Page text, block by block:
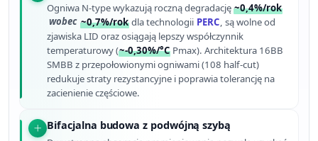
Ogniwa N-type wykazują roczną degradację~0,4%/rok
wobec ~0,7%/rok dla technologii PERC, są wolne od
zjawiska LID oraz osiągają lepszy współczynnik
temperaturowy (~-0,30%/°C Pmax). Architektura 16BB
SMBB z przepołowionymi ogniwami (108 half-cut)
redukuje straty rezystancyjne i poprawia tolerancję na
zacienienie częściowe.
Bifacjalna budowa z podwójną szybą